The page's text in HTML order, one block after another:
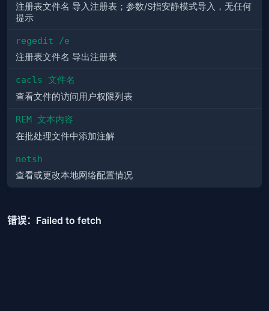
注册表文件名 导入注册表；参数/S指安静模式导入，无任何
提示
regedit /e
注册表文件名 导出注册表
cacls 文件名
查看文件的访问用户权限列表
REM 文本内容
在批处理文件中添加注解
netsh
查看或更改本地网络配置情况